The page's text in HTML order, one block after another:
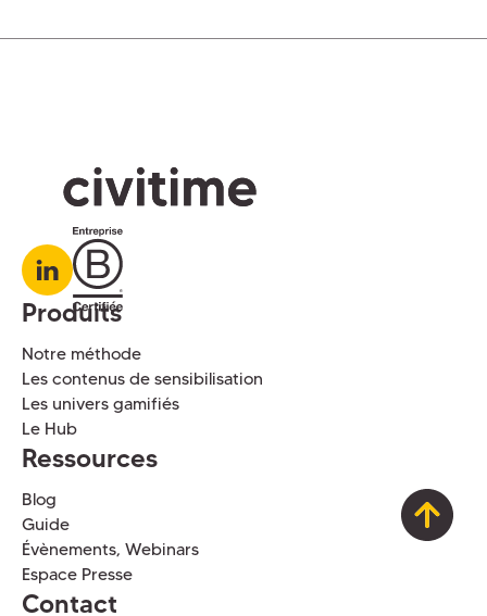
Produits
Notre méthode
Les contenus de sensibilisation
Les univers gamifiés
Le Hub
Ressources
Blog
Guide
Évènements, Webinars
Espace Presse
Contact